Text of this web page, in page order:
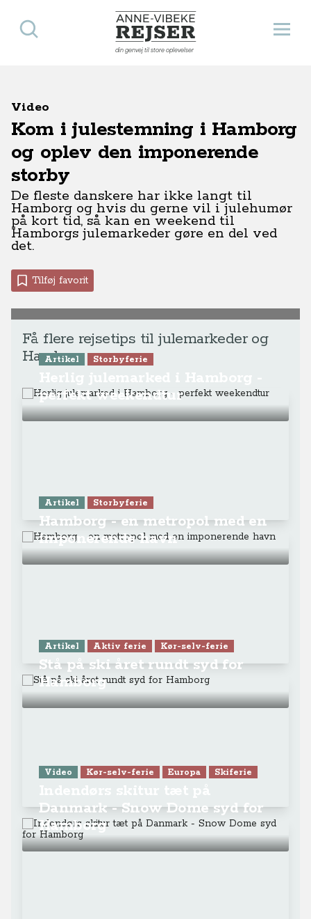
Anne-Vibeke Rejser
din genvej til store oplevelser
Åbn
Søg
Video
Kom i julestemning i Hamborg
og oplev den imponerende
storby
De fleste danskere har ikke langt til
Hamborg og hvis du gerne vil i julehumør
på kort tid, så kan en weekend til
Hamborgs julemarkeder gøre en del ved
det.
Tilføj favorit
Få flere rejsetips til julemarkeder og
Hamborg
Artikel Storbyferie
perfekt weekendtur
Artikel Storbyferie
Hamborg - en metropol med en
imponerende havn
Artikel Aktiv ferie Kør-selv-ferie
Stå på ski året rundt syd for
Hamborg
Video Kør-selv-ferie Europa Skiferie
Danmark - Snow Dome syd for
Hamborg